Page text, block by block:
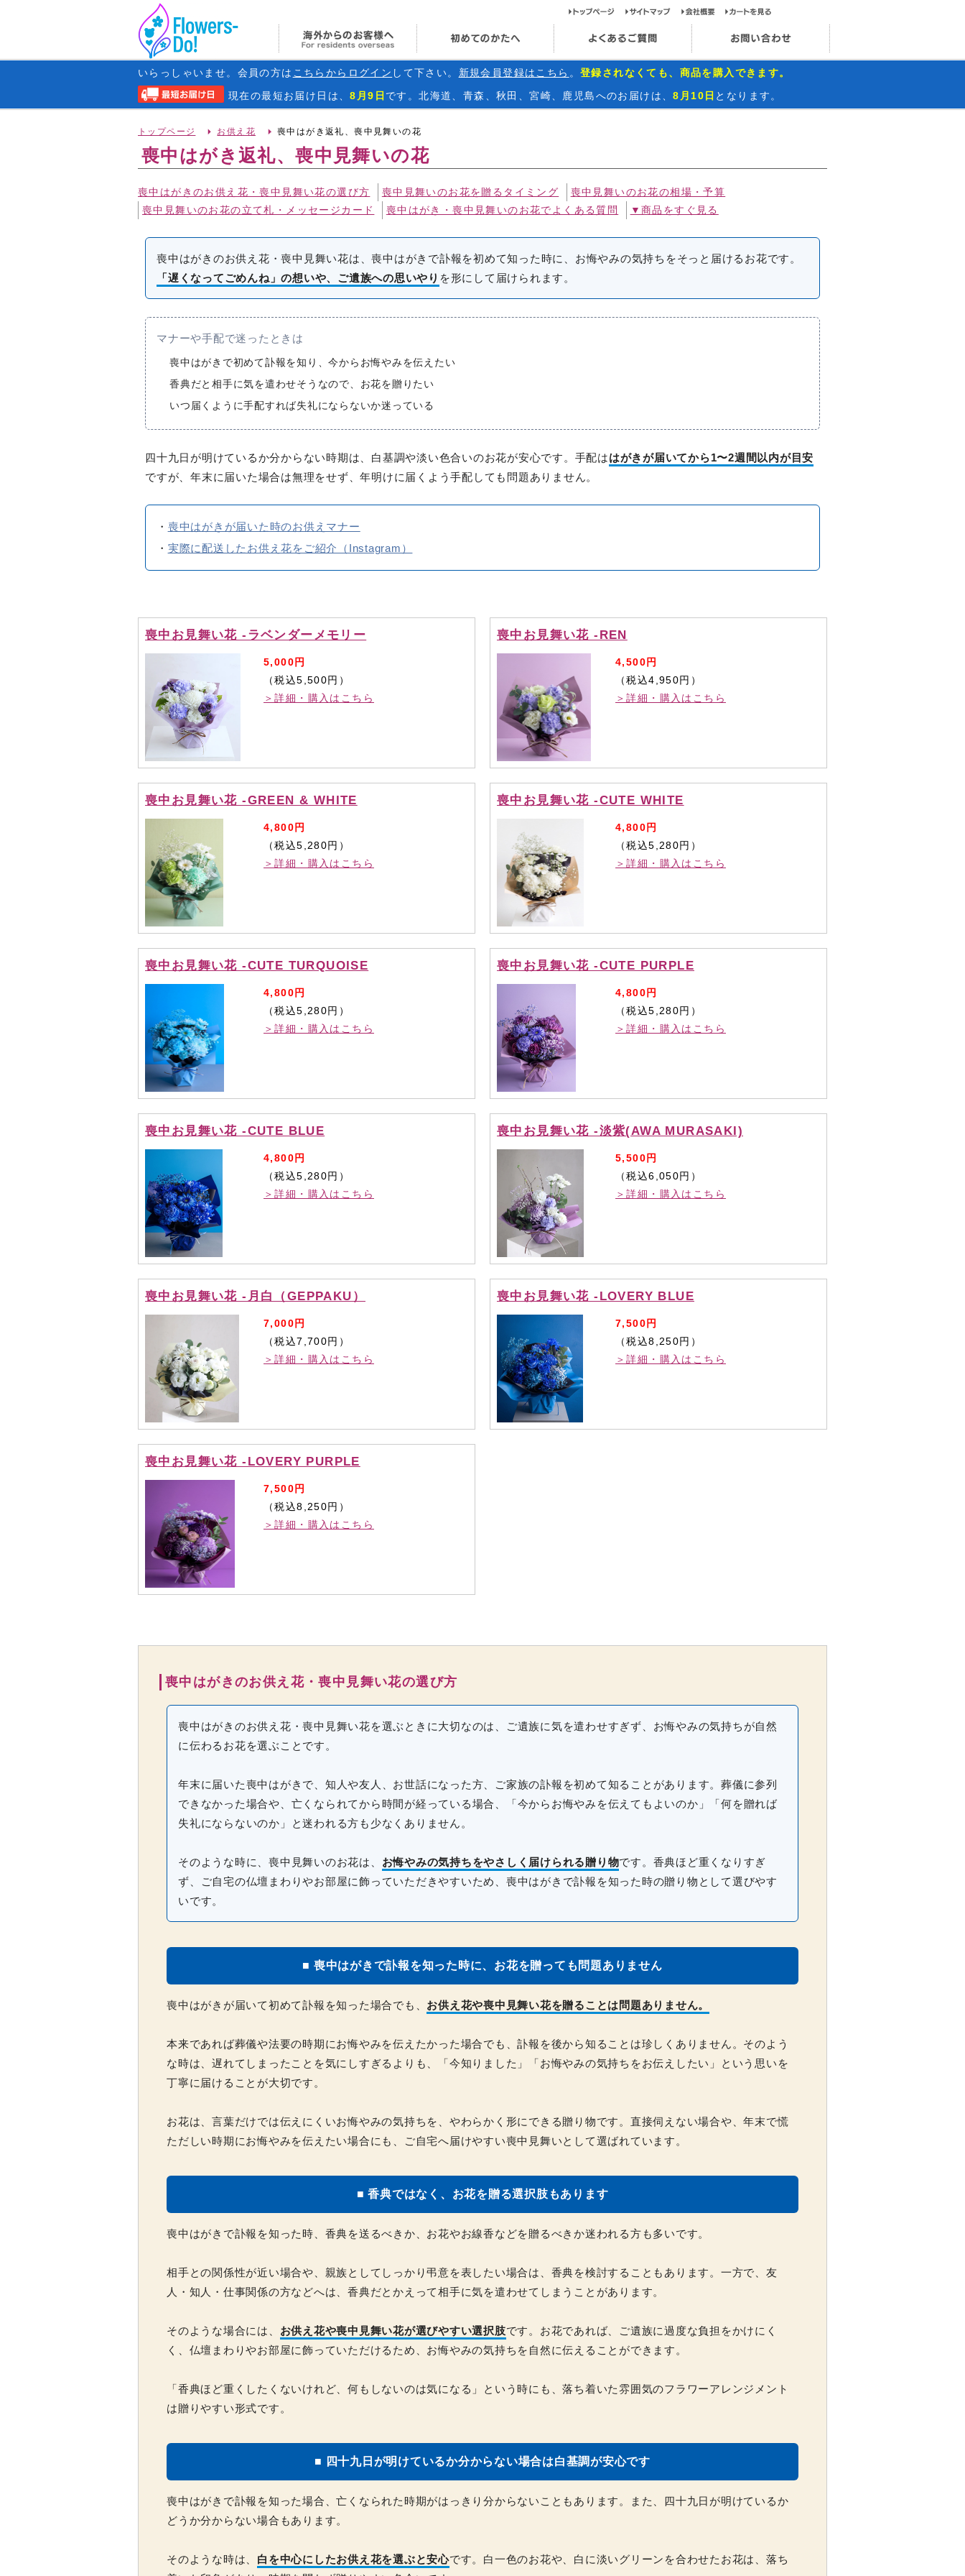
トップページサイトマップ会社概要
お問い合わせ
海外からのお客様へ 初めてのかたへ よくあるご質問 お問い合わせ
いらっしゃいませ。会員の方は こちらからログイン して下さい。 新規会員登録はこちら 。登録されなくても、商品を購入できます。
現在の最短お届け日 は、8月9日 です。北海道、青森、秋田、宮崎、鹿児島へのお届けは、8月10日 となります。
トップページ お供え花 喪中はがき返礼、喪中見舞いの花
喪中はがき返礼、喪中見舞いの花
喪中はがきのお供え花・喪中見舞い花の選び方 喪中見舞いのお花を贈るタイミング
喪中見舞いのお花の相場・予算
喪中見舞いのお花の立て札・メッセージカード
喪中はがき・喪中見舞いのお花でよくある質問 ▼商品をすぐ見る
喪中はがきのお供え花・喪中見舞い花は、喪中はがきで訃報を初めて知った時に、お悔やみの気持ちをそっと届けるお花です。
「遅くなってごめんね」の想いや、ご遺族への思いやり を形にして届けられます。
マナーや手配で迷ったときは
喪中はがきで初めて訃報を知り、今からお悔やみを伝えたい
香典だと相手に気を遣わせそうなので、お花を贈りたい
いつ届くように手配すれば失礼にならないか迷っている
四十九日が明けているか分からない時期は、白基調や淡い色合いのお花が安心です。手配ははがきが届いてから1〜2週間以内が目安
ですが、年末に届いた場合は無理をせず、年明けに届くよう手配しても問題ありません。
・ 喪中はがきが届いた時のお供えマナー
・ 実際に配送したお供え花をご紹介（Instagram）
喪中お見舞い花 -ラベンダーメモリー
5,000円
（税込5,500円）
＞詳細・購入はこちら
喪中お見舞い花 -REN
4,500円
（税込4,950円）
＞詳細・購入はこちら
喪中お見舞い花 -GREEN & WHITE
4,800円
（税込5,280円）
＞詳細・購入はこちら
喪中お見舞い花 -CUTE WHITE
4,800円
（税込5,280円）
＞詳細・購入はこちら
喪中お見舞い花 -CUTE TURQUOISE
4,800円
（税込5,280円）
＞詳細・購入はこちら
喪中お見舞い花 -CUTE PURPLE
4,800円
（税込5,280円）
＞詳細・購入はこちら
喪中お見舞い花 -CUTE BLUE
4,800円
（税込5,280円）
＞詳細・購入はこちら
喪中お見舞い花 -淡紫(AWA MURASAKI)
5,500円
（税込6,050円）
＞詳細・購入はこちら
喪中お見舞い花 -月白（GEPPAKU）
7,000円
（税込7,700円）
＞詳細・購入はこちら
喪中お見舞い花 -LOVERY BLUE
7,500円
（税込8,250円）
＞詳細・購入はこちら
喪中お見舞い花 -LOVERY PURPLE
7,500円
（税込8,250円）
＞詳細・購入はこちら
喪中はがきのお供え花・喪中見舞い花の選び方
喪中はがきのお供え花・喪中見舞い花を選ぶときに大切なのは、ご遺族に気を遣わせすぎず、お悔やみの気持ちが自然
に伝わるお花を選ぶことです。
年末に届いた喪中はがきで、知人や友人、お世話になった方、ご家族の訃報を初めて知ることがあります。葬儀に参列
できなかった場合や、亡くなられてから時間が経っている場合、「今からお悔やみを伝えてもよいのか」「何を贈れば
失礼にならないのか」と迷われる方も少なくありません。
そのような時に、喪中見舞いのお花は、 お悔やみの気持ちをやさしく届けられる贈り物です。香典ほど重くなりすぎ
ず、ご自宅の仏壇まわりやお部屋に飾っていただきやすいため、喪中はがきで訃報を知った時の贈り物として選びやす
いです。
■ 喪中はがきで訃報を知った時に、お花を贈っても問題ありません
喪中はがきが届いて初めて訃報を知った場合でも、 お供え花や喪中見舞い花を贈ることは問題ありません。
本来であれば葬儀や法要の時期にお悔やみを伝えたかった場合でも、訃報を後から知ることは珍しくありません。そのよう
な時は、遅れてしまったことを気にしすぎるよりも、「今知りました」「お悔やみの気持ちをお伝えしたい」という思いを
丁寧に届けることが大切です。
お花は、言葉だけでは伝えにくいお悔やみの気持ちを、やわらかく形にできる贈り物です。直接伺えない場合や、年末で慌
ただしい時期にお悔やみを伝えたい場合にも、ご自宅へ届けやすい喪中見舞いとして選ばれています。
■ 香典ではなく、お花を贈る選択肢もあります
喪中はがきで訃報を知った時、香典を送るべきか、お花やお線香などを贈るべきか迷われる方も多いです。
相手との関係性が近い場合や、親族としてしっかり弔意を表したい場合は、香典を検討することもあります。一方で、友
人・知人・仕事関係の方などへは、香典だとかえって相手に気を遣わせてしまうことがあります。
そのような場合には、 お供え花や喪中見舞い花が選びやすい選択肢です。お花であれば、ご遺族に過度な負担をかけにく
く、仏壇まわりやお部屋に飾っていただけるため、お悔やみの気持ちを自然に伝えることができます。
「香典ほど重くしたくないけれど、何もしないのは気になる」という時にも、落ち着いた雰囲気のフラワーアレンジメント
は贈りやすい形式です。
■ 四十九日が明けているか分からない場合は白基調が安心です
喪中はがきで訃報を知った場合、亡くなられた時期がはっきり分からないこともあります。また、四十九日が明けているか
どうか分からない場合もあります。
そのような時は、 白を中心にしたお供え花を選ぶと安心です。白一色のお花や、白に淡いグリーンを合わせたお花は、落ち